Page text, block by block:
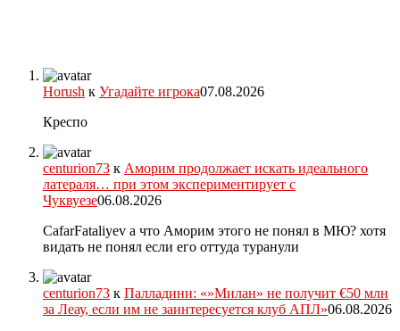
Horush к Угадайте игрока07.08.2026
Креспо
centurion73 к Аморим продолжает искать идеального
латераля… при этом экспериментирует с
Чуквуезе06.08.2026
CafarFataliyev а что Аморим этого не понял в МЮ? хотя
видать не понял если его оттуда туранули
centurion73 к Палладини: «»Милан» не получит €50 млн
за Леау, если им не заинтересуется клуб АПЛ»06.08.2026